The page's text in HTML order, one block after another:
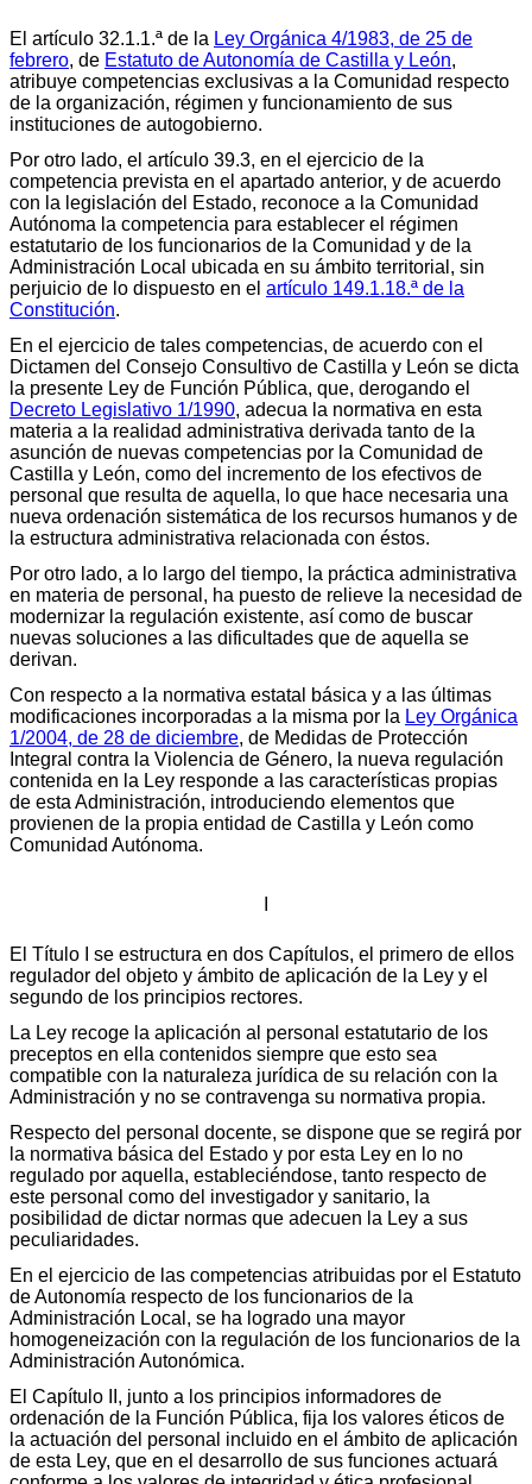
El artículo 32.1.1.ª de la Ley Orgánica 4/1983, de 25 de
febrero, de Estatuto de Autonomía de Castilla y León,
atribuye competencias exclusivas a la Comunidad respecto
de la organización, régimen y funcionamiento de sus
instituciones de autogobierno.
Por otro lado, el artículo 39.3, en el ejercicio de la
competencia prevista en el apartado anterior, y de acuerdo
con la legislación del Estado, reconoce a la Comunidad
Autónoma la competencia para establecer el régimen
estatutario de los funcionarios de la Comunidad y de la
Administración Local ubicada en su ámbito territorial, sin
perjuicio de lo dispuesto en el artículo 149.1.18.ª de la
Constitución.
En el ejercicio de tales competencias, de acuerdo con el
Dictamen del Consejo Consultivo de Castilla y León se dicta
la presente Ley de Función Pública, que, derogando el
Decreto Legislativo 1/1990, adecua la normativa en esta
materia a la realidad administrativa derivada tanto de la
asunción de nuevas competencias por la Comunidad de
Castilla y León, como del incremento de los efectivos de
personal que resulta de aquella, lo que hace necesaria una
nueva ordenación sistemática de los recursos humanos y de
la estructura administrativa relacionada con éstos.
Por otro lado, a lo largo del tiempo, la práctica administrativa
en materia de personal, ha puesto de relieve la necesidad de
modernizar la regulación existente, así como de buscar
nuevas soluciones a las dificultades que de aquella se
derivan.
Con respecto a la normativa estatal básica y a las últimas
modificaciones incorporadas a la misma por la Ley Orgánica
1/2004, de 28 de diciembre, de Medidas de Protección
Integral contra la Violencia de Género, la nueva regulación
contenida en la Ley responde a las características propias
de esta Administración, introduciendo elementos que
provienen de la propia entidad de Castilla y León como
Comunidad Autónoma.
El Título I se estructura en dos Capítulos, el primero de ellos
regulador del objeto y ámbito de aplicación de la Ley y el
segundo de los principios rectores.
La Ley recoge la aplicación al personal estatutario de los
preceptos en ella contenidos siempre que esto sea
compatible con la naturaleza jurídica de su relación con la
Administración y no se contravenga su normativa propia.
Respecto del personal docente, se dispone que se regirá por
la normativa básica del Estado y por esta Ley en lo no
regulado por aquella, estableciéndose, tanto respecto de
este personal como del investigador y sanitario, la
posibilidad de dictar normas que adecuen la Ley a sus
peculiaridades.
En el ejercicio de las competencias atribuidas por el Estatuto
de Autonomía respecto de los funcionarios de la
Administración Local, se ha logrado una mayor
homogeneización con la regulación de los funcionarios de la
Administración Autonómica.
El Capítulo II, junto a los principios informadores de
ordenación de la Función Pública, fija los valores éticos de
la actuación del personal incluido en el ámbito de aplicación
de esta Ley, que en el desarrollo de sus funciones actuará